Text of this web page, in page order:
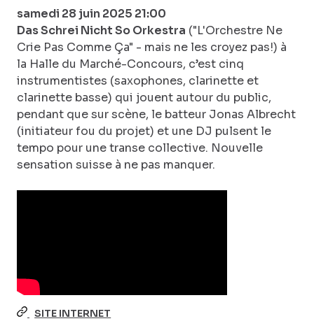
samedi 28 juin 2025 21:00
Das Schrei Nicht So Orkestra ("L'Orchestre Ne
Crie Pas Comme Ça" - mais ne les croyez pas!) à
la Halle du Marché-Concours, c’est cinq
instrumentistes (saxophones, clarinette et
clarinette basse) qui jouent autour du public,
pendant que sur scène, le batteur Jonas Albrecht
(initiateur fou du projet) et une DJ pulsent le
tempo pour une transe collective. Nouvelle
sensation suisse à ne pas manquer.
SITE INTERNET